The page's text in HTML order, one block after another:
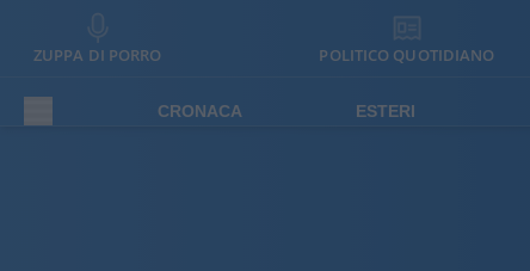
ZUPPA DI PORRO POLITICO QUOTIDIANO
CRONACA ESTERI